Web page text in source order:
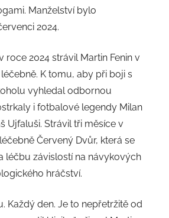
Manželství bylo
2024.
roce 2024 strávil Martin Fenin v
K tomu, aby při boji s
vyhledal odbornou
i fotbalové legendy Milan
Ujfaluši. Strávil tři měsíce v
Červený Dvůr, která se
léčbu závislostí na návykových
hráčství.
Každý den. Je to nepřetržitě od